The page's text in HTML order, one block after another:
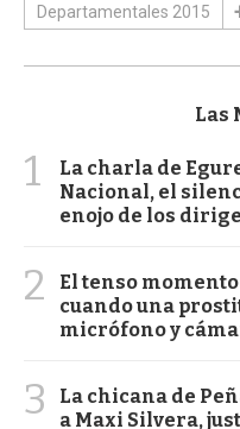
Departamentales 2015
Las
1
La charla de
Nacional, el
enojo de los
2
El tenso
cuando una
micrófono y
3
La chicana de
a Maxi Silvera,